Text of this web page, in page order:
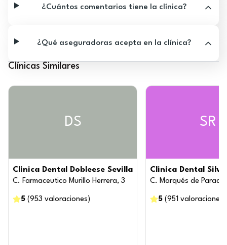
¿Cuántos comentarios tiene la clínica?
¿Qué aseguradoras acepta en la clínica?
Clínicas Similares
DS
Clinica Dental Dobleese Sevilla
C. Farmaceutico Murillo Herrera, 3
5 (953 valoraciones )
SR
Clinica Dental
C. Marqués de
5 (951 valoraciones